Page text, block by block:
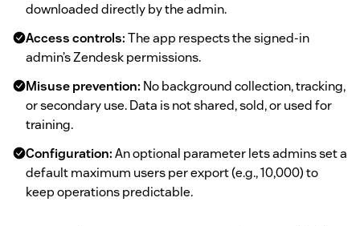
downloaded directly by the admin.
Access controls:The app respects the signed-in
admin’s Zendesk permissions.
Misuse prevention: No background collection, tracking,
or secondary use. Data is not shared, sold, or used for
training.
Configuration:An optional parameter lets admins set a
default maximum users per export (e.g., 10,000) to
keep operations predictable.